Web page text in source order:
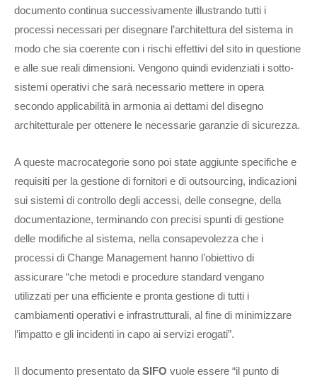
documento continua successivamente illustrando tutti i
processi necessari per disegnare l’architettura del sistema in
modo che sia coerente con i rischi effettivi del sito in questione
e alle sue reali dimensioni. Vengono quindi evidenziati i sotto-
sistemi operativi che sarà necessario mettere in opera
secondo applicabilità in armonia ai dettami del disegno
architetturale per ottenere le necessarie garanzie di sicurezza.
A queste macrocategorie sono poi state aggiunte specifiche e
requisiti per la gestione di fornitori e di outsourcing, indicazioni
sui sistemi di controllo degli accessi, delle consegne, della
documentazione, terminando con precisi spunti di gestione
delle modifiche al sistema, nella consapevolezza che i
processi di Change Management hanno l’obiettivo di
assicurare “che metodi e procedure standard vengano
utilizzati per una efficiente e pronta gestione di tutti i
cambiamenti operativi e infrastrutturali, al fine di minimizzare
l’impatto e gli incidenti in capo ai servizi erogati”.
Il documento presentato daSIFO vuole essere “il punto di